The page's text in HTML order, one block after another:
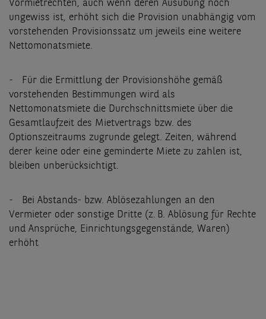
Vormietrechten, auch wenn deren Ausübung noch
ungewiss ist, erhöht sich die Provision unabhängig vom
vorstehenden Provisionssatz um jeweils eine weitere
Nettomonatsmiete.
- Für die Ermittlung der Provisionshöhe gemäß
vorstehenden Bestimmungen wird als
Nettomonatsmiete die Durchschnittsmiete über die
Gesamtlaufzeit des Mietvertrags bzw. des
Optionszeitraums zugrunde gelegt. Zeiten, während
derer keine oder eine geminderte Miete zu zahlen ist,
bleiben unberücksichtigt.
- Bei Abstands- bzw. Ablösezahlungen an den
Vermieter oder sonstige Dritte (z. B. Ablösung für Rechte
und Ansprüche, Einrichtungsgegenstände, Waren)
erhöht